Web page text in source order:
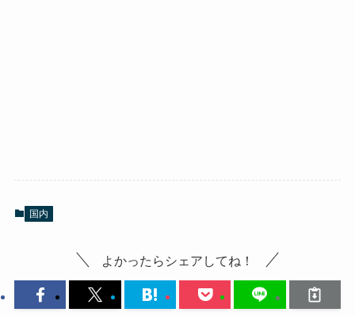
国内
よかったらシェアしてね！